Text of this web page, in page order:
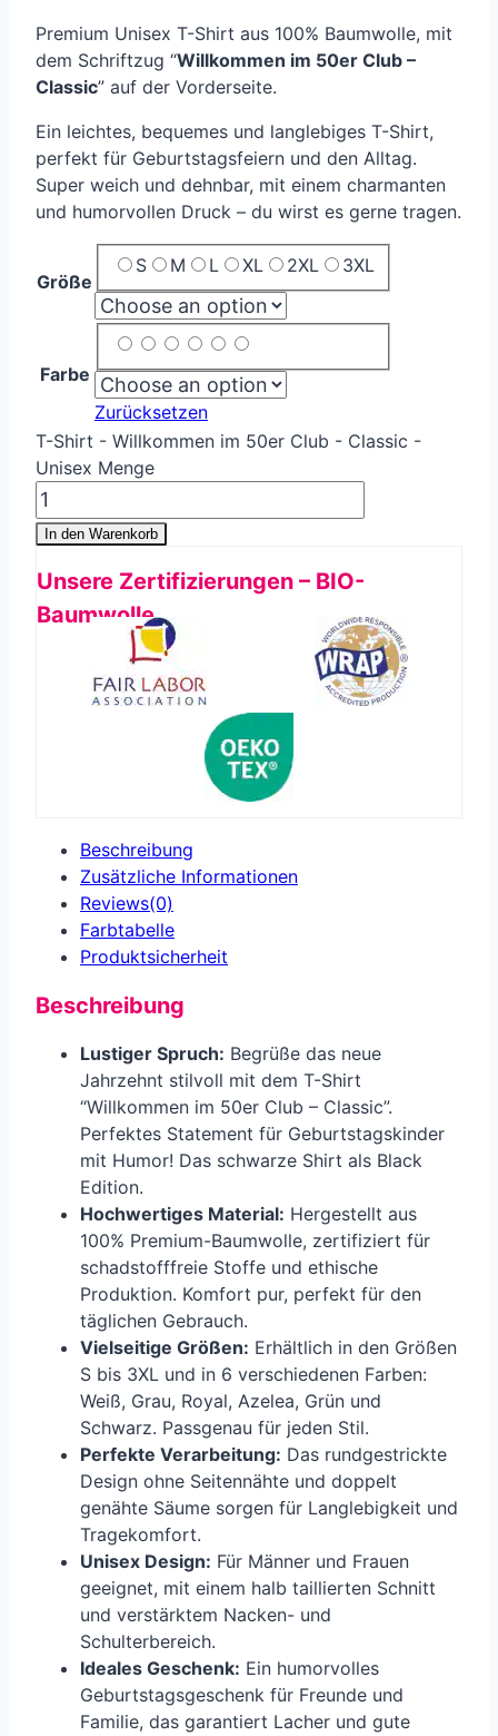
Premium Unisex T-Shirt aus 100% Baumwolle, mit
dem Schriftzug “Willkommen im 50er Club –
Classic” auf der Vorderseite.
Ein leichtes, bequemes und langlebiges T-Shirt,
perfekt für Geburtstagsfeiern und den Alltag.
Super weich und dehnbar, mit einem charmanten
und humorvollen Druck – du wirst es gerne tragen.
Größe
S M L XL 2XL 3XL
Farbe
Zurücksetzen
T-Shirt - Willkommen im 50er Club - Classic -
Unisex Menge
In den Warenkorb
Unsere Zertifizierungen – BIO-
Baumwolle
Beschreibung
Zusätzliche Informationen
Reviews(0)
Farbtabelle
Produkt­sicherheit
Beschreibung
Lustiger Spruch: Begrüße das neue
Jahrzehnt stilvoll mit dem T-Shirt
“Willkommen im 50er Club – Classic”.
Perfektes Statement für Geburtstagskinder
mit Humor! Das schwarze Shirt als Black
Edition.
Hochwertiges Material: Hergestellt aus
100% Premium-Baumwolle, zertifiziert für
schadstofffreie Stoffe und ethische
Produktion. Komfort pur, perfekt für den
täglichen Gebrauch.
Vielseitige Größen: Erhältlich in den Größen
S bis 3XL und in 6 verschiedenen Farben:
Weiß, Grau, Royal, Azelea, Grün und
Schwarz. Passgenau für jeden Stil.
Perfekte Verarbeitung: Das rundgestrickte
Design ohne Seitennähte und doppelt
genähte Säume sorgen für Langlebigkeit und
Tragekomfort.
Unisex Design: Für Männer und Frauen
geeignet, mit einem halb taillierten Schnitt
und verstärktem Nacken- und
Schulterbereich.
Ideales Geschenk: Ein humorvolles
Geburtstagsgeschenk für Freunde und
Familie, das garantiert Lacher und gute